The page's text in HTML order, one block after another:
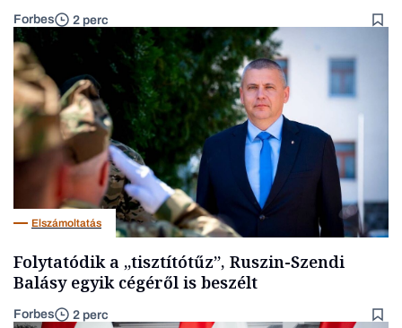
Forbes 2 perc
Elszámoltatás
Folytatódik a „tisztítótűz”, Ruszin-Szendi
Balásy egyik cégéről is beszélt
Forbes 2 perc